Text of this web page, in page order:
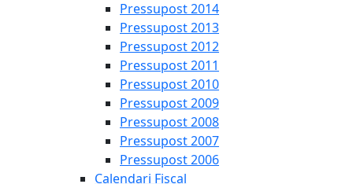
Pressupost 2014
Pressupost 2013
Pressupost 2012
Pressupost 2011
Pressupost 2010
Pressupost 2009
Pressupost 2008
Pressupost 2007
Pressupost 2006
Calendari Fiscal